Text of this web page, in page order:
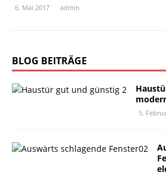
6. Mai 2017 admin
BLOG BEITRÄGE
5.